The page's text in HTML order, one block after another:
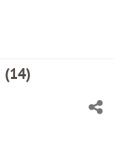
(14)